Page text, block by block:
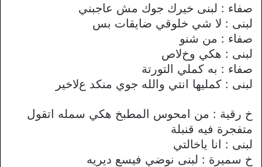
صفاء : لبنى خيرك جوك مش عاجبني
لبنى : ﻻ شي خلوقي ضايقات بس
صفاء : من شنو
لبنى : هكي وخﻻص
صفاء : به كملي التورتة
لبنى : كمليها انتي والله جوي منكد عﻻخير
خ رقية : من امحوس المطبخ هكي سمله اتقول
متفجرة فيه قنبلة
لبنى : انا ياخالتي
خ سميرة : لبنى نوضي فيسع ديريه